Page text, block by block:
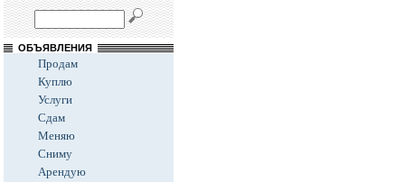
ОБЪЯВЛЕНИЯ
Продам
Куплю
Услуги
Сдам
Меняю
Сниму
Арендую